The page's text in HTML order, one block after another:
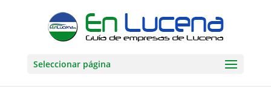
Seleccionar página